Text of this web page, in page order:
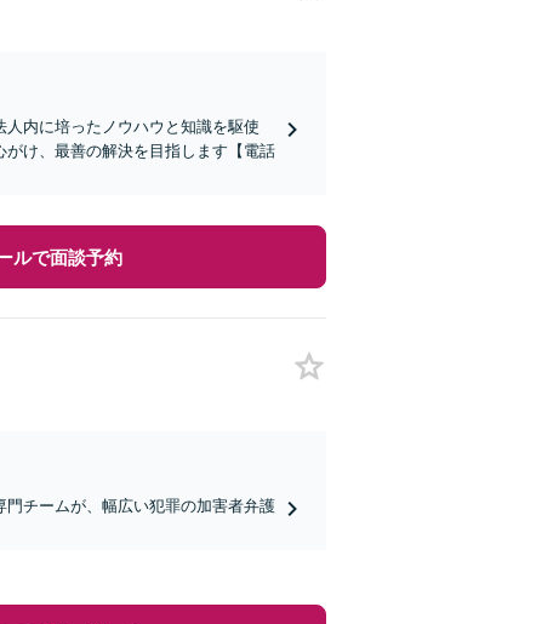
人内に培ったノウハウと知識を駆使
け、最善の解決を目指します【電話
ルで面談予約
門チームが、幅広い犯罪の加害者弁護